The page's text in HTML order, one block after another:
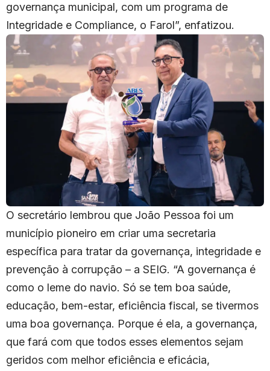
governança municipal, com um programa de
Integridade e Compliance, o Farol”, enfatizou.
O secretário lembrou que João Pessoa foi um
município pioneiro em criar uma secretaria
específica para tratar da governança, integridade e
prevenção à corrupção – a SEIG. “A governança é
como o leme do navio. Só se tem boa saúde,
educação, bem-estar, eficiência fiscal, se tivermos
uma boa governança. Porque é ela, a governança,
que fará com que todos esses elementos sejam
geridos com melhor eficiência e eficácia,